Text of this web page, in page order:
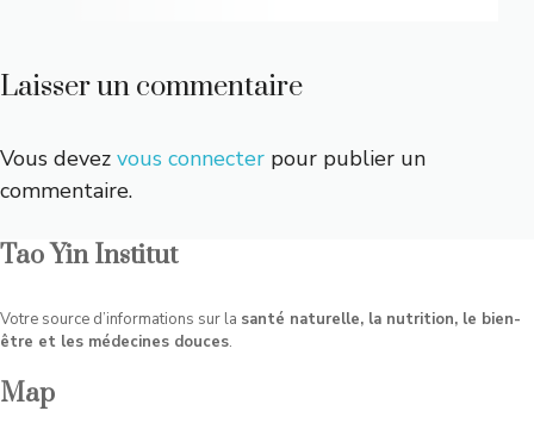
Laisser un commentaire
Vous devez vous connecter pour publier un
commentaire.
Tao Yin Institut
Votre source d’informations sur la santé naturelle, la nutrition, le bien-
être et les médecines douces.
Map